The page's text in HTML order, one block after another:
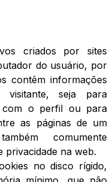
criados por sites
do usuário, por
contêm informações
seja para
com o perfil ou para
as páginas de um
comumente
privacidade na web.
no disco rígido,